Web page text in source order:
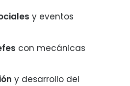
y eventos
con mecánicas
y desarrollo del